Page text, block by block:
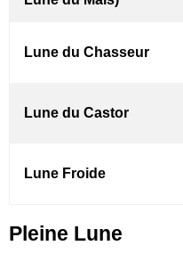
Lune du Chasseur
Lune du Castor
Lune Froide
Pleine Lune